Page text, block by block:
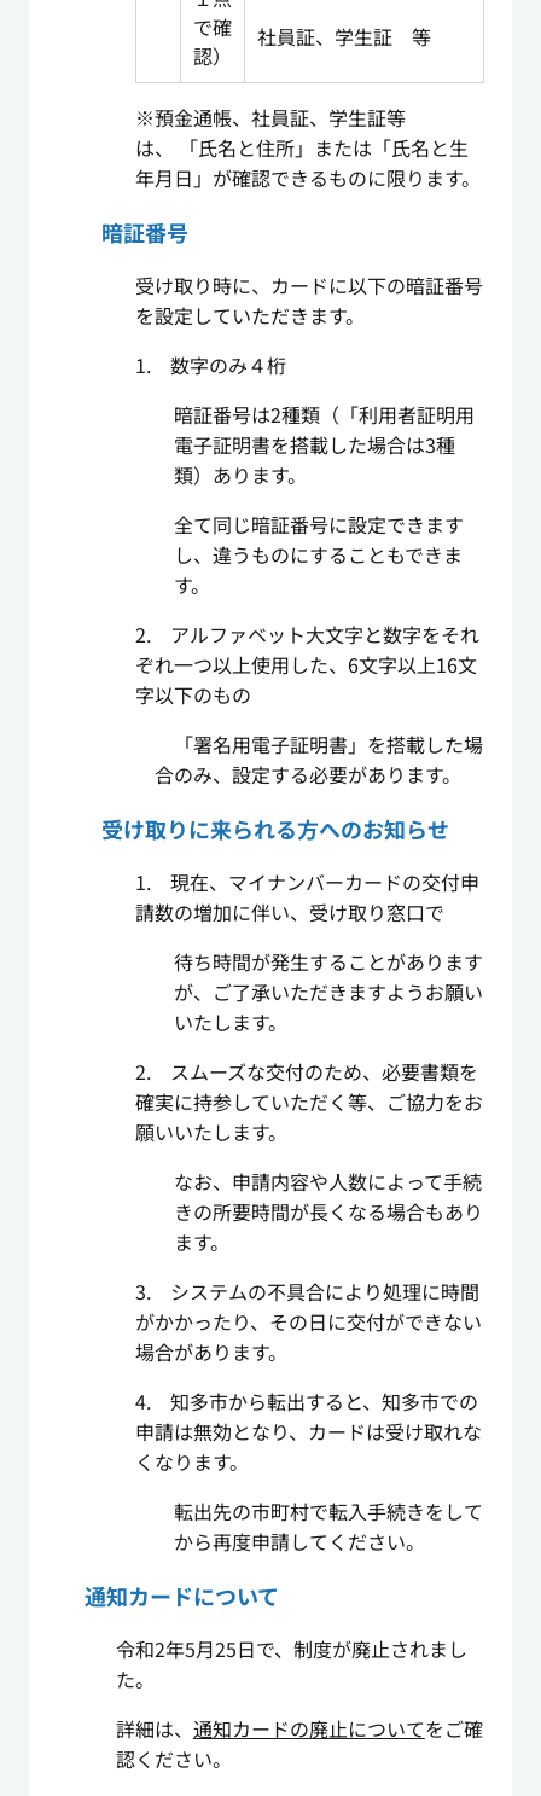
で確
認）
社員証、学生証 等
※預金通帳、社員証、学生証等
は、 「氏名と住所」または「氏名と生
年月日」が確認できるものに限ります。
暗証番号
受け取り時に、カードに以下の暗証番号
を設定していただきます。
1. 数字のみ４桁
暗証番号は2種類（「利用者証明用
電子証明書を搭載した場合は3種
類）あります。
全て同じ暗証番号に設定できます
し、違うものにすることもできま
す。
2. アルファベット大文字と数字をそれ
ぞれ一つ以上使用した、6文字以上16文
字以下のもの
「署名用電子証明書」を搭載した場
合のみ、設定する必要があります。
受け取りに来られる方へのお知らせ
1. 現在、マイナンバーカードの交付申
請数の増加に伴い、受け取り窓口で
待ち時間が発生することがあります
が、ご了承いただきますようお願い
いたします。
2. スムーズな交付のため、必要書類を
確実に持参していただく等、ご協力をお
願いいたします。
なお、申請内容や人数によって手続
きの所要時間が長くなる場合もあり
ます。
3. システムの不具合により処理に時間
がかかったり、その日に交付ができない
場合があります。
4. 知多市から転出すると、知多市での
申請は無効となり、カードは受け取れな
くなります。
転出先の市町村で転入手続きをして
から再度申請してください。
通知カードについて
令和2年5月25日で、制度が廃止されまし
た。
詳細は、 通知カードの廃止についてをご確
認ください。